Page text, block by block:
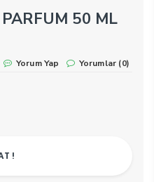
50 ML
Yorum Yap Yorumlar (0)
!